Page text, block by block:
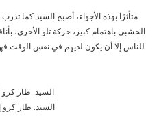
متأثرًا بهذه الأجواء، أصبح السيد كما
الخشبي باهتمام كبير، حركة تلو الأخرى،
للناس إلا أن يكون لديهم في نفس الوقت فهم أعمق لسحر ثقافة الكونغ فو في لينغنان.